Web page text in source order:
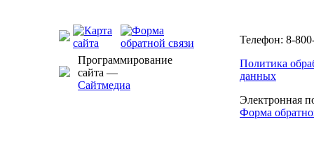
Программирование
сайта —
Сайтмедиа
Телефон: 8-
Политика
данных
Электронная
Форма